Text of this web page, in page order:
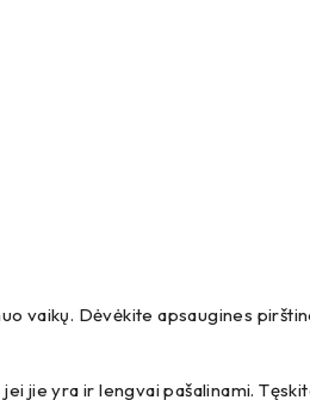
vaikų. Dėvėkite apsaugines
jei jie yra ir lengvai pašalinami.